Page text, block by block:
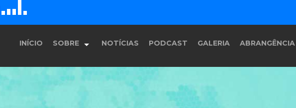
E F G
INÍCIO SOBRE
História
NOTÍCIAS PODCAST GALERIA ABRANGÊNCIA